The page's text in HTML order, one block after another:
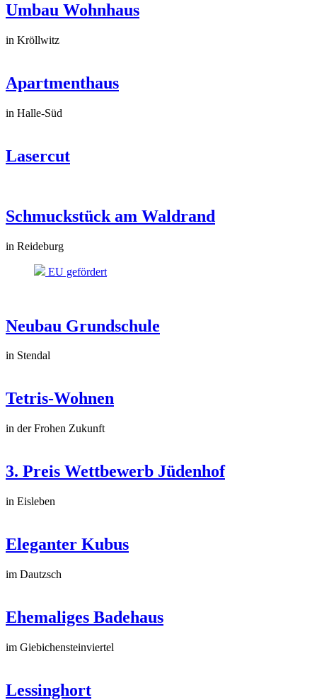
Umbau Wohnhaus
in Kröllwitz
Apartmenthaus
in Halle-Süd
Lasercut
Schmuckstück am Waldrand
in Reideburg
EU gefördert
Neubau Grundschule
in Stendal
Tetris-Wohnen
in der Frohen Zukunft
3. Preis Wettbewerb Jüdenhof
in Eisleben
Eleganter Kubus
im Dautzsch
Ehemaliges Badehaus
im Giebichensteinviertel
Lessinghort